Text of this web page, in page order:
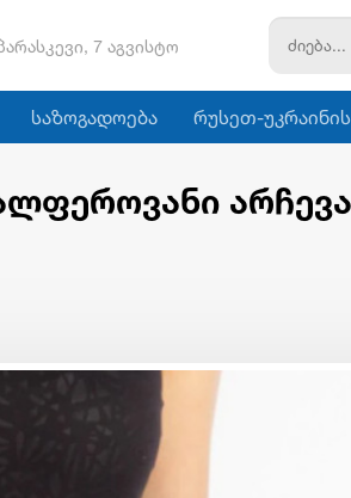
7 აგვისტო
საზოგადოება რუსეთ-